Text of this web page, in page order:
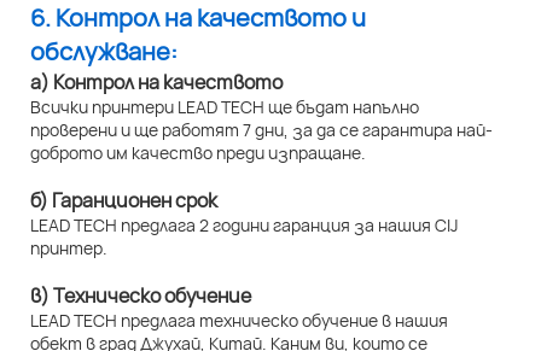
6. Контрол на качеството и
обслужване:
а) Контрол на качеството
Всички принтери LEAD TECH ще бъдат напълно
проверени и ще работят 7 дни, за да се гарантира най-
доброто им качество преди изпращане.
б) Гаранционен срок
LEAD TECH предлага 2 години гаранция за нашия CIJ
принтер.
в) Техническо обучение
LEAD TECH предлага техническо обучение в нашия
обект в град Джухай, Китай. Каним ви, които се